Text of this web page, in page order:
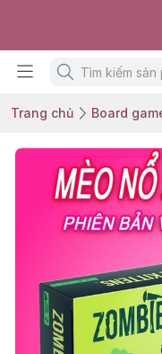
Trang chủ Board